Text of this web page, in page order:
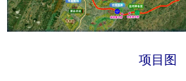
English Español
项目图